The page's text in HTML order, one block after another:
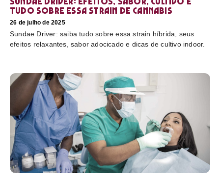
tudo sobre essa strain de cannabis
26 de julho de 2025
Sundae Driver: saiba tudo sobre essa strain híbrida, seus
efeitos relaxantes, sabor adocicado e dicas de cultivo indoor.